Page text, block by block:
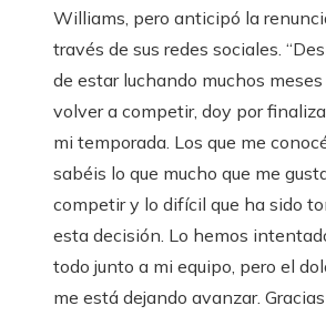
Williams, pero anticipó la
través de sus redes sociales.
de estar luchando muchos
volver a competir, doy por
mi temporada. Los que me
sabéis lo que mucho que me
competir y lo difícil que ha sido
esta decisión. Lo hemos
todo junto a mi equipo, pero el
me está dejando avanzar.